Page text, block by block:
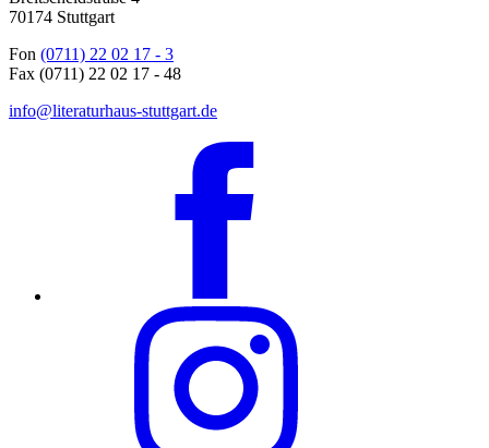
70174 Stuttgart
Fon (0711) 22 02 17 - 3
Fax (0711) 22 02 17 - 48
info@literaturhaus-stuttgart.de